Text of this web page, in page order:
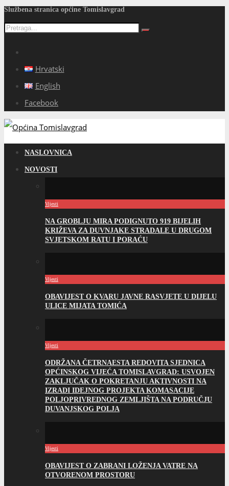
Službena stranica općine Tomislavgrad
Hrvatski
English
Facebook
NASLOVNICA
NOVOSTI
Vijesti
NA GROBLJU MIRA PODIGNUTO 919 BIJELIH
KRIŽEVA ZA DUVNJAKE STRADALE U DRUGOM
SVJETSKOM RATU I PORAĆU
Vijesti
OBAVIJEST O KVARU JAVNE RASVJETE U DIJELU
ULICE MIJATA TOMIĆA
Vijesti
ODRŽANA ČETRNAESTA REDOVITA SJEDNICA
OPĆINSKOG VIJEĆA TOMISLAVGRAD: USVOJEN
ZAKLJUČAK O POKRETANJU AKTIVNOSTI NA
IZRADI IDEJNOG PROJEKTA KOMASACIJE
POLJOPRIVREDNOG ZEMLJIŠTA NA PODRUČJU
DUVANJSKOG POLJA
Vijesti
OBAVIJEST O ZABRANI LOŽENJA VATRE NA
OTVORENOM PROSTORU